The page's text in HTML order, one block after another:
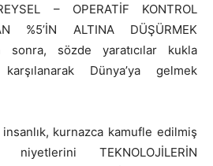
– OPERATİF KONTROL
%5’İN ALTINA DÜŞÜRMEK
sonra, sözde yaratıcılar kukla
Dünya’ya gelmek
kurnazca kamufle edilmiş
niyetlerini TEKNOLOJİLERİN